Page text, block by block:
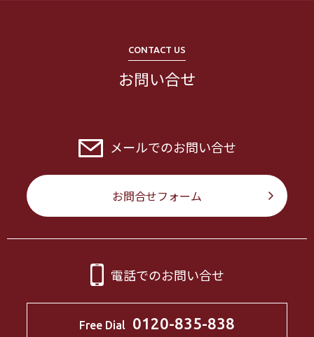
CONTACT US
お問い合せ
メールでのお問い合せ
お問合せフォーム
電話でのお問い合せ
Free Dial 0120-835-838